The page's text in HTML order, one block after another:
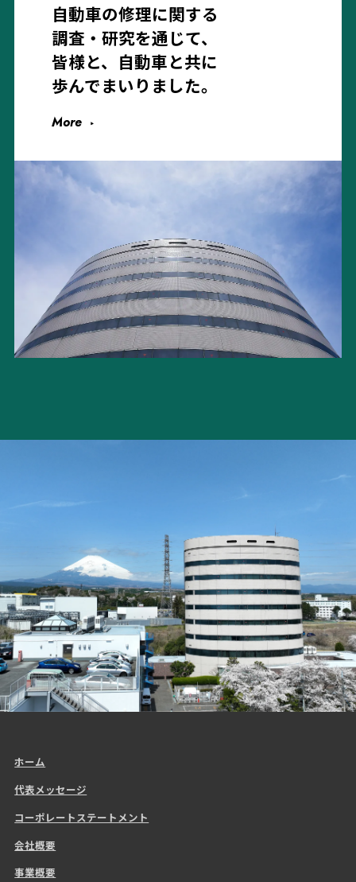
自動車の修理に関する
調査・研究を通じて、
皆様と、自動車と共に
歩んでまいりました。
More
ホーム
代表メッセージ
コーポレートステートメント
会社概要
事業概要